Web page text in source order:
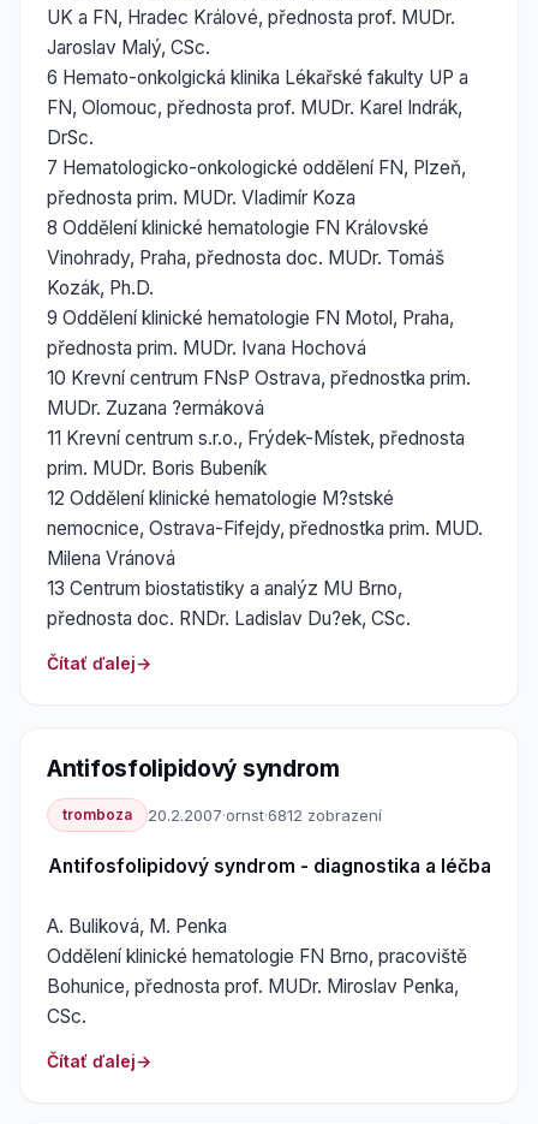
UK a FN, Hradec Králové, přednosta prof. MUDr.
Jaroslav Malý, CSc.
6 Hemato-onkolgická klinika Lékařské fakulty UP a
FN, Olomouc, přednosta prof. MUDr. Karel Indrák,
DrSc.
7 Hematologicko-onkologické oddělení FN, Plzeň,
přednosta prim. MUDr. Vladimír Koza
8 Oddělení klinické hematologie FN Královské
Vinohrady, Praha, přednosta doc. MUDr. Tomáš
Kozák, Ph.D.
9 Oddělení klinické hematologie FN Motol, Praha,
přednosta prim. MUDr. Ivana Hochová
10 Krevní centrum FNsP Ostrava, přednostka prim.
MUDr. Zuzana ?ermáková
11 Krevní centrum s.r.o., Frýdek-Místek, přednosta
prim. MUDr. Boris Bubeník
12 Oddělení klinické hematologie M?stské
nemocnice, Ostrava-Fifejdy, přednostka prim. MUD.
Milena Vránová
13 Centrum biostatistiky a analýz MU Brno,
přednosta doc. RNDr. Ladislav Du?ek, CSc.
Čítať ďalej
Antifosfolipidový syndrom
tromboza 20.2.2007·ornst·6812 zobrazení
Antifosfolipidový syndrom - diagnostika a léčba
A. Buliková, M. Penka
Oddělení klinické hematologie FN Brno, pracoviště
Bohunice, přednosta prof. MUDr. Miroslav Penka,
CSc.
Čítať ďalej